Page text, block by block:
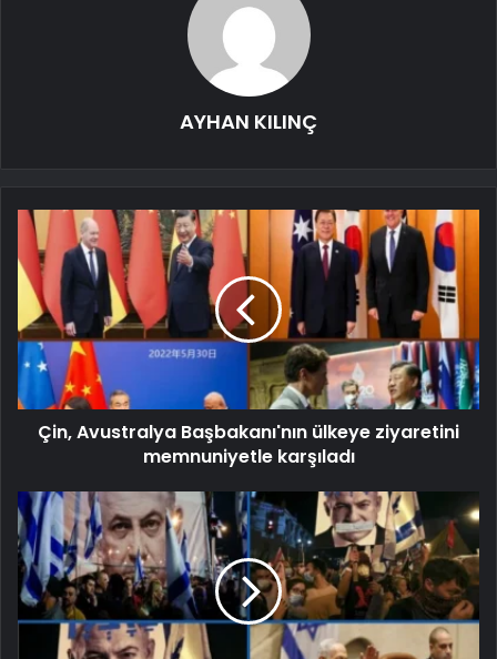
AYHAN KILINÇ
Çin, Avustralya Başbakanı'nın ülkeye ziyaretini
memnuniyetle karşıladı